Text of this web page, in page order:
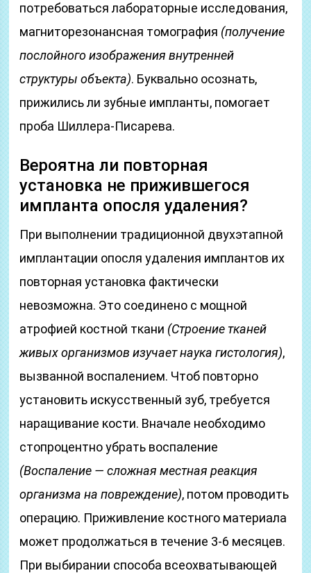
потребоваться лабораторные исследования,
магниторезонансная томография (получение
послойного изображения внутренней
структуры объекта). Буквально осознать,
прижились ли зубные импланты, помогает
проба Шиллера-Писарева.
Вероятна ли повторная
установка не прижившегося
импланта опосля удаления?
При выполнении традиционной двухэтапной
имплантации опосля удаления имплантов их
повторная установка фактически
невозможна. Это соединено с мощной
атрофией костной ткани (Строение тканей
живых организмов изучает наука гистология),
вызванной воспалением. Чтоб повторно
установить искусственный зуб, требуется
наращивание кости. Вначале необходимо
стопроцентно убрать воспаление
(Воспаление — сложная местная реакция
организма на повреждение), потом проводить
операцию. Приживление костного материала
может продолжаться в течение 3-6 месяцев.
При выбирании способа всеохватывающей